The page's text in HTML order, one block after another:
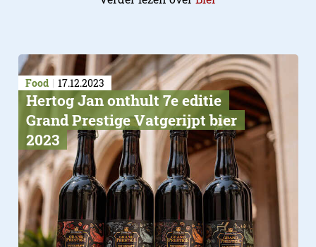
Food 17.12.2023
Hertog Jan onthult 7e editie
Grand Prestige Vatgerijpt bier
2023